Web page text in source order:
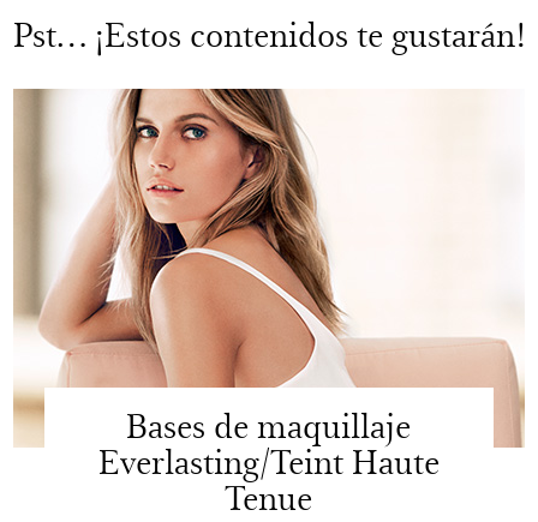
Pst… ¡Estos contenidos te gustarán!
Bases de maquillaje
Everlasting/Teint Haute
Tenue